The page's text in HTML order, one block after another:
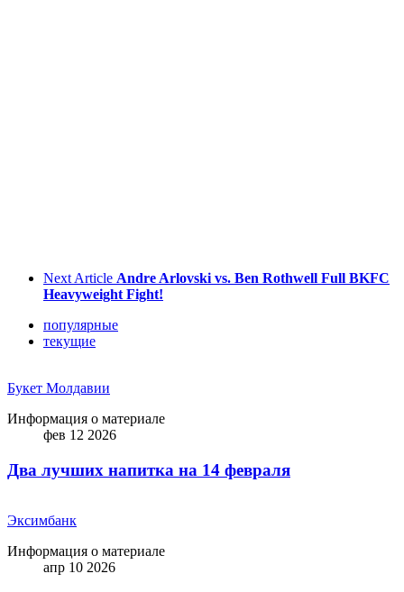
Next Article Andre Arlovski vs. Ben Rothwell Full BKFC
Heavyweight Fight!
популярные
текущие
Букет Молдавии
Информация о материале
фев 12 2026
Два лучших напитка на 14 февраля
Эксимбанк
Информация о материале
апр 10 2026